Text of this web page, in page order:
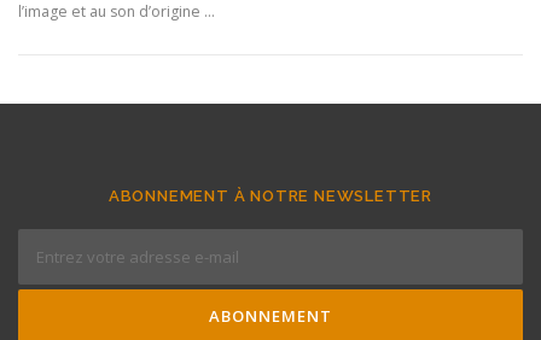
l’image et au son d’origine …
ABONNEMENT À NOTRE NEWSLETTER